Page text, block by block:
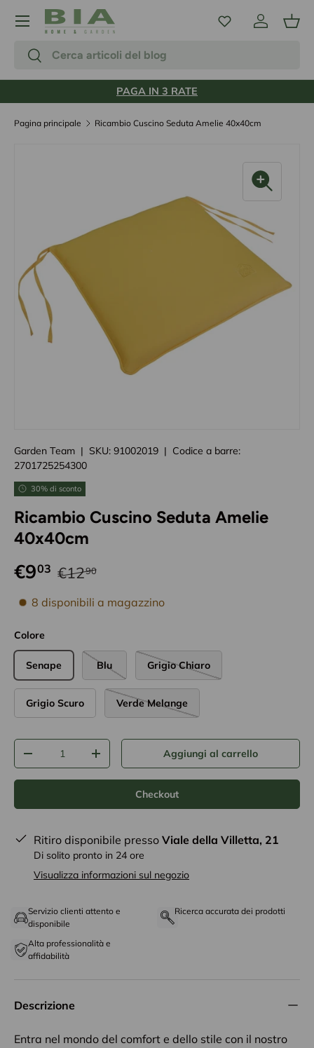
Passa ai contenuti
CercaCerca
Accedi
Menu
PAGA IN 3 RATE
Pagina principale Ricambio Cuscino Seduta Amelie 40x40cm
Garden Team | SKU: 91002019 | Codice a barre:
2701725254300
30% di sconto
Ricambio Cuscino Seduta Amelie
40x40cm
€903 €1290
disponibilità prodotto
8 disponibili a magazzino
Colore
Senape Blu Grigio Chiaro
Grigio Scuro Verde Melange
Q.tà
-
+ Aggiungi al carrello
Checkout
Ritiro disponibile presso Viale della Villetta, 21
Di solito pronto in 24 ore
Visualizza informazioni sul negozio
Servizio clienti attento e
disponibile
Ricerca accurata dei prodotti
Alta professionalità e
affidabilità
Descrizione
Entra nel mondo del comfort e dello stile con il nostro